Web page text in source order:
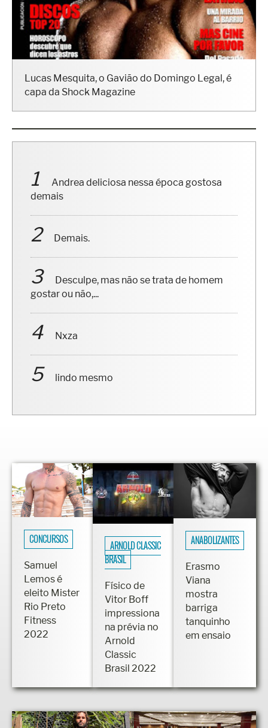
Lucas Mesquita, o Gavião do Domingo Legal, é
capa da Shock Magazine
Andrea deliciosa nessa época gostosa
demais
Demais.
Desculpe, mas não se trata de homem
gostar ou não,...
Nxza
lindo mesmo
CONCURSOS
Samuel
Lemos é
eleito Mister
Rio Preto
Fitness
2022
ARNOLD CLASSIC
BRASIL
Físico de
Vitor Boff
impressiona
na prévia no
Arnold
Classic
Brasil 2022
ANABOLIZANTES
Erasmo
Viana
mostra
barriga
tanquinho
em ensaio